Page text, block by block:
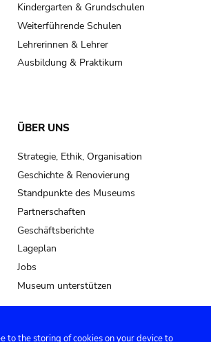
Kindergarten & Grundschulen
Weiterführende Schulen
Lehrerinnen & Lehrer
Ausbildung & Praktikum
ÜBER UNS
Strategie, Ethik, Organisation
Geschichte & Renovierung
Standpunkte des Museums
Partnerschaften
Geschäftsberichte
Lageplan
Jobs
Museum unterstützen
to the storing of cookies on your device to